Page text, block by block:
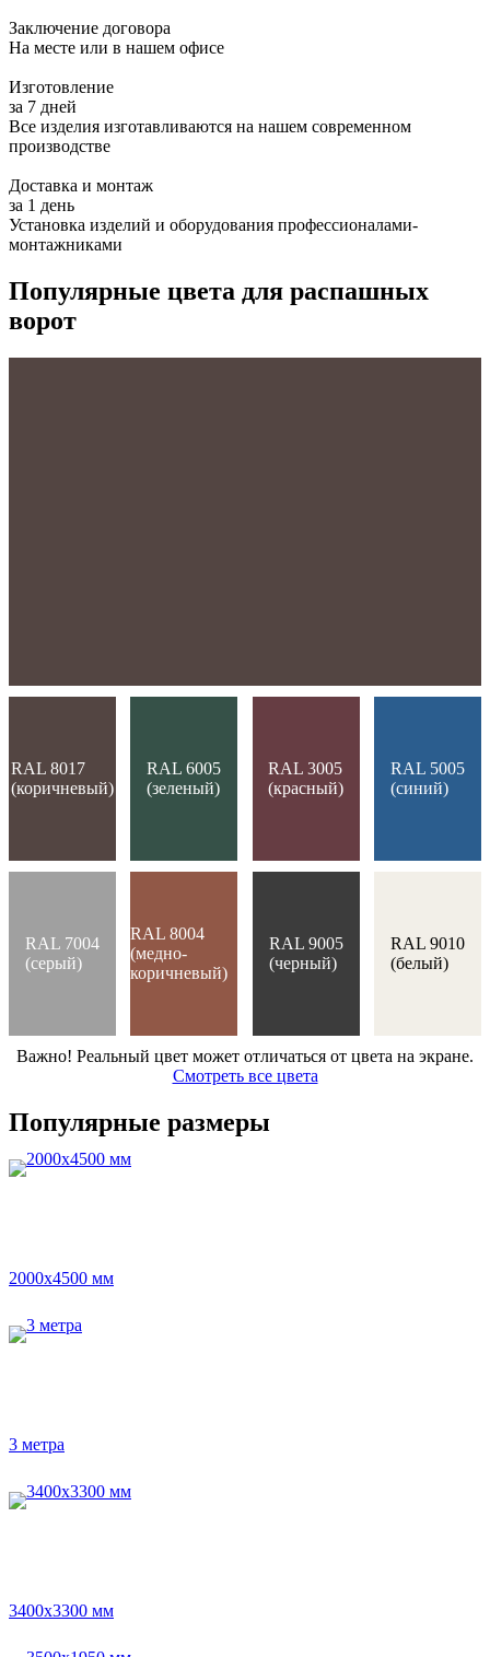
Заключение договора
На месте или в нашем офисе
Изготовление
за 7 дней
Все изделия изготавливаются на нашем современном
производстве
Доставка и монтаж
за 1 день
Установка изделий и оборудования профессионалами-
монтажниками
Популярные цвета для распашных
ворот
RAL 8017
(коричневый)
RAL 6005
(зеленый)
RAL 3005
(красный)
RAL 5005
(синий)
RAL 7004
(серый)
RAL 8004
(медно-
коричневый)
RAL 9005
(черный)
RAL 9010
(белый)
Важно! Реальный цвет может отличаться от цвета на экране.
Смотреть все цвета
Популярные размеры
2000х4500 мм
3 метра
3400х3300 мм